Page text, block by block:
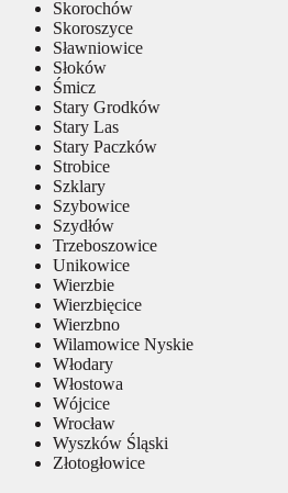
Skorochów
Skoroszyce
Sławniowice
Słoków
Śmicz
Stary Grodków
Stary Las
Stary Paczków
Strobice
Szklary
Szybowice
Szydłów
Trzeboszowice
Unikowice
Wierzbie
Wierzbięcice
Wierzbno
Wilamowice Nyskie
Włodary
Włostowa
Wójcice
Wrocław
Wyszków Śląski
Złotogłowice